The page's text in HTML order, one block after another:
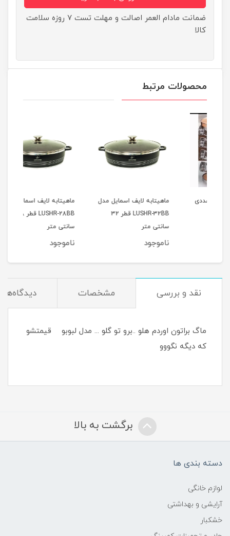
ضمانت مادام العمر اصالت و مهلت تست ۷ روزه سلامت
کالا
محصولات مرتبط
ماهیتابه لایف اسمایل مدل
LUSHR-32BB قطر 32
ماهیتابه لایف اسمایل مدل
LUSHR-28BB قطر 28
نقد و بررسی مشخصات دیدگاه‌ها
ماگ براتون اوردم هلو ..برو تو گلو ... مدل لبوبو قیمتشو
که دیگه نگووو
برگشت به بالا
دسته بندی ها
لوازم خانگی
آرایشی و بهداشتی
خشکبار